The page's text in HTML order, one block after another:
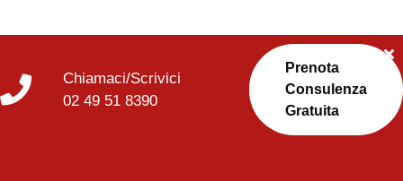
Chiamaci/Scrivici
02 49 51 8390
Prenota
Consulenza
Gratuita